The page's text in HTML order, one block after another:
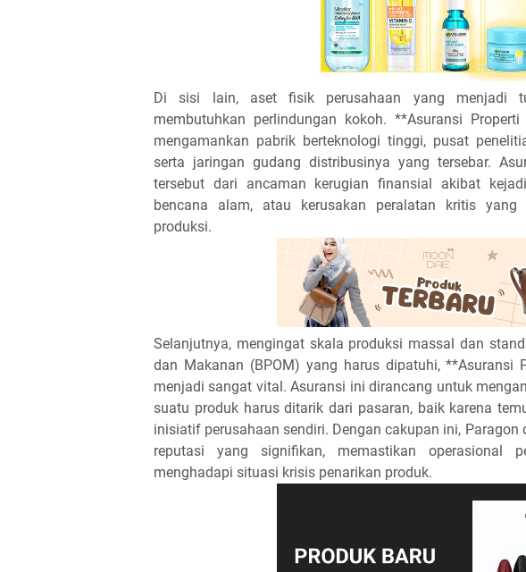
Di sisi lain, aset fisik perusahaan yang menjadi
membutuhkan perlindungan kokoh. **Asuransi
mengamankan pabrik berteknologi tinggi, pusat
serta jaringan gudang distribusinya yang tersebar.
tersebut dari ancaman kerugian finansial akibat
bencana alam, atau kerusakan peralatan kritis yang
produksi.
Selanjutnya, mengingat skala produksi massal dan
dan Makanan (BPOM) yang harus dipatuhi, **Asuransi
menjadi sangat vital. Asuransi ini dirancang untuk
suatu produk harus ditarik dari pasaran, baik karena
inisiatif perusahaan sendiri. Dengan cakupan ini,
reputasi yang signifikan, memastikan operasional
menghadapi situasi krisis penarikan produk.